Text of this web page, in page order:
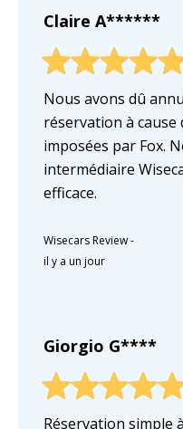
Claire A******
Nous avons dû
réservation à cause
imposées par Fox.
intermédiaire
efficace.
Wisecars Review-
il y a un jour
Giorgio G****
Réservation simple